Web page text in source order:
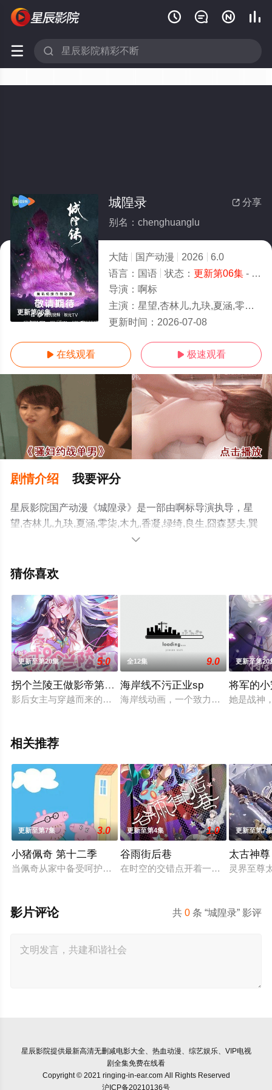
   
 
更新第06集
 分享
城隍录
别名：chenghuanglu
大陆 国产动漫 2026
6.0
语言： 国语 状态： 更新第06集- 免费在线观看
导演： 啊标
主演： 星望,杏林儿,九玦,夏涵,零柒,木九,香凝,绿绮,良生,囧森瑟夫,巽辰,王雲行
更新时间： 2026-07-08
 在线观看  极速观看
剧情介绍 我要评分
星辰影院国产动漫《城隍录》是一部由啊标导演执导，星
望,杏林儿,九玦,夏涵,零柒,木九,香凝,绿绮,良生,囧森瑟夫,巽
辰,王雲行等演员精彩演绎的大陆动漫，手机免费观看高清
移步至豆瓣动漫、电视猫或剧情网等平台了解。

猜你喜欢
更新至第20集 5.0
拐个兰陵王做影帝第一季
影后女主与穿越而来的兰陵王男主的爱恨情仇。女主原先是高
全12集 9.0
海岸线不污正业sp
海岸线动画，一个致力于玩坏角色一
更新至第20
将军的
她是战神
相关推荐
更新至第7集 3.0
小猪佩奇 第十二季
当佩奇从家中备受呵护的"小妹妹"一跃成为肩负责任的"大姐姐"
更新至第4集 1.0
谷雨街后巷
在时空的交错点开着一间酒馆——谷
更新至第7
太古神尊
灵界至尊
共0 条 “城隍录” 影评
影片评论
星辰影院提供最新高清无删减电影大全、热血动漫、综艺娱乐、VIP电视
剧全集免费在线看
Copyright © 2021 ringing-in-ear.com All Rights Reserved
沪ICP备20210136号